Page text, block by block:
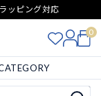
ッピング対応
0